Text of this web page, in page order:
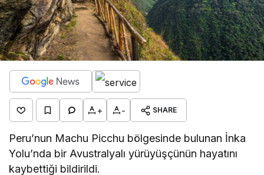
+ - SHARE
Peru’nun Machu Picchu bölgesinde bulunan İnka
Yolu’nda bir Avustralyalı yürüyüşçünün hayatını
kaybettiği bildirildi.